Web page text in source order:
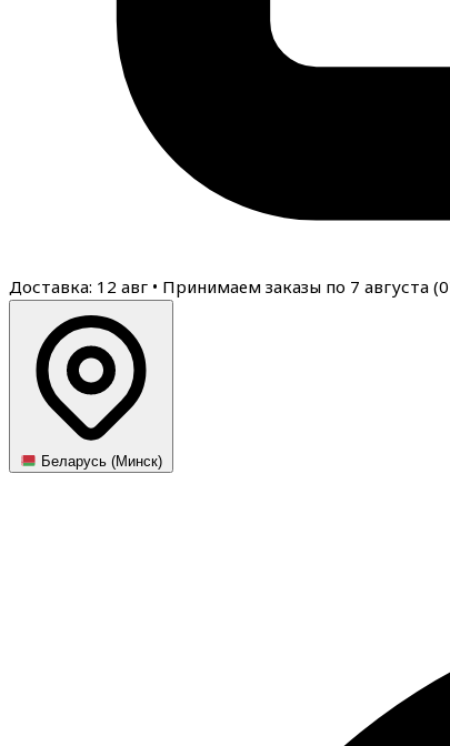
Доставка: 12 авг • Принимаем заказы по 7 августа (
Беларусь (Минск)